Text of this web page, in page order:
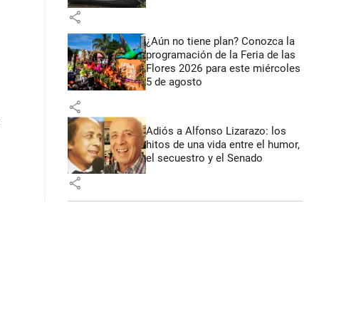
share
¿Aún no tiene plan? Conozca la
programación de la Feria de las
Flores 2026 para este miércoles
5 de agosto
share
Adiós a Alfonso Lizarazo: los
hitos de una vida entre el humor,
el secuestro y el Senado
share